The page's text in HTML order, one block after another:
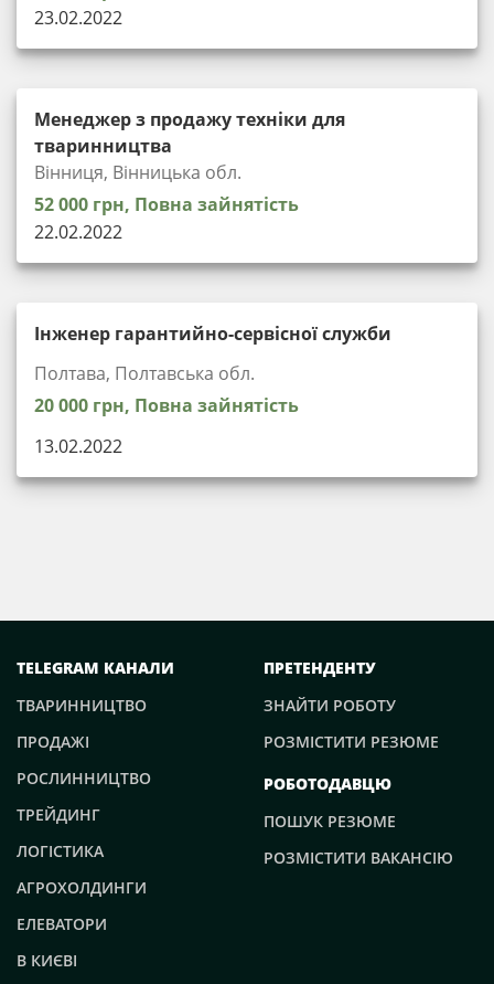
23.02.2022
Менеджер з продажу техніки для
тваринництва
Вінниця, Вінницька обл.
52 000 грн, Повна зайнятість
22.02.2022
Інженер гарантийно-сервісної служби
Полтава, Полтавська обл.
20 000 грн, Повна зайнятість
13.02.2022
TELEGRAM КАНАЛИ
ТВАРИННИЦТВО
ПРОДАЖІ
РОСЛИННИЦТВО
ТРЕЙДИНГ
ЛОГІСТИКА
АГРОХОЛДИНГИ
ЕЛЕВАТОРИ
В КИЄВІ
ПРЕТЕНДЕНТУ
ЗНАЙТИ РОБОТУ
РОЗМІСТИТИ РЕЗЮМЕ
РОБОТОДАВЦЮ
ПОШУК РЕЗЮМЕ
РОЗМІСТИТИ ВАКАНСІЮ